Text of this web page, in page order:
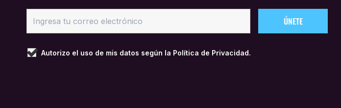
Autorizo el uso de mis datos según la Política de Privacidad.